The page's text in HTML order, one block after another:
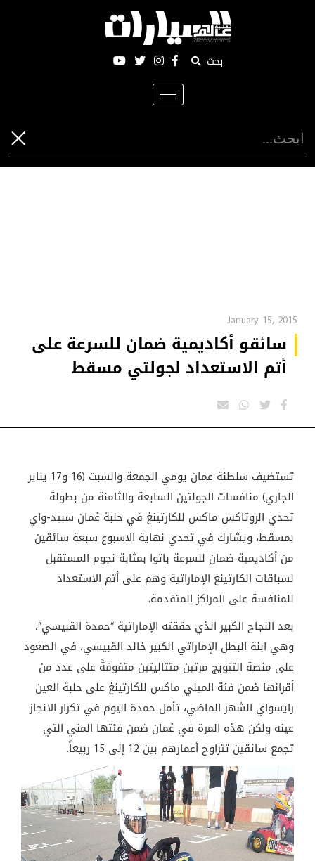
بحث
Toggle
navigation
January 15, 2015
سائقو أكاديمية ضمان للسرعة على
أتم الاستعداد لجولتي مسقط
تستضيف سلطنة عمان يومي الجمعة والسبت (16 و17 يناير
الجاري) منافسات الجولتين السابعة والثامنة من بطولة
تحدي الروتاكس ماكس للكارتينغ في حلبة عُمان سبيد-واي
بمسقط، ويشارك في تحدي نهاية الاسبوع سبعة سائقين
من أكاديمية ضمان للسرعة باتوا بمثابة نجوم المستقبل
لسباقات الكارتينغ الإماراتية وهم على أتم الاستعداد
للمنافسة على المراكز المتقدمة.
بعد النجاح الكبير الذي حققته الإماراتية “حمدة القبيسي”،
وهي ابنة البطل الإماراتي الكبير خالد القبيسي، في الصعود
على منصة التتويج مرتين متتاليتين متفوقةً على عدد من
أقرانها ضمن فئة الميني ماكس للكارتينغ على حلبة العين
رايسواي الشهر الماضي، تأمل حمدة اليوم في تكرار الانجاز
عينه ولكن هذه المرة في عُمان ضمن فئتها المني التي
تجمع سائقين تتراوح أعمارهم بين 12 إلى 15 ربيعاً.